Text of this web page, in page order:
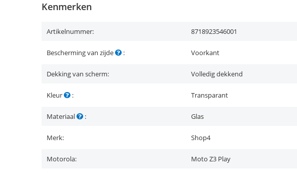
Kenmerken
Artikelnummer: 8718923546001
Bescherming van zijde : Voorkant
Dekking van scherm: Volledig dekkend
Kleur : Transparant
Materiaal : Glas
Merk: Shop4
Motorola: Moto Z3 Play